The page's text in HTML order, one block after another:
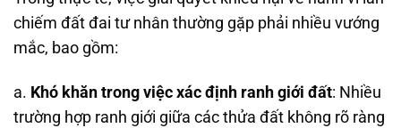
chiếm đất đai tư nhân thường gặp phải nhiều vướng
mắc, bao gồm:
a. Khó khăn trong việc xác định ranh giới đất: Nhiều
trường hợp ranh giới giữa các thửa đất không rõ ràng